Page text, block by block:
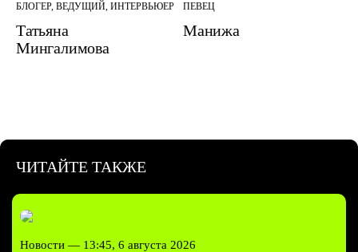
БЛОГЕР, ВЕДУЩИЙ, ИНТЕРВЬЮЕР
Татьяна
Мингалимова
ПЕВЕЦ
Манижа
ЧИТАЙТЕ ТАКЖЕ
Новости — 13:45, 6 августа 2026